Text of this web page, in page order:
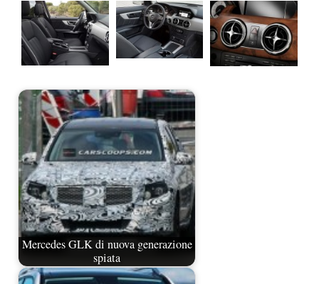
Mercedes GLK di nuova generazione
spiata